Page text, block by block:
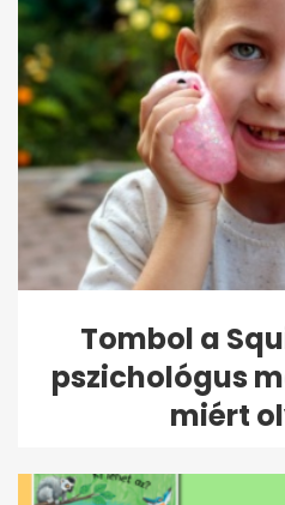
Tombol a
pszichológus
miért